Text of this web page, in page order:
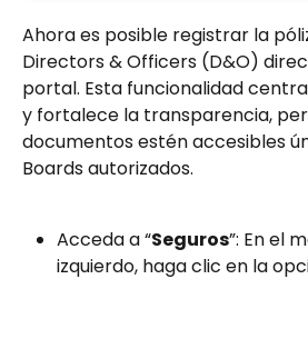
Ahora es posible registrar la
Directors & Officers (D&O)
portal. Esta funcionalidad
y fortalece la transparencia,
documentos estén accesibles
Boards autorizados.
Acceda a “Seguros”: En el
izquierdo, haga clic en la